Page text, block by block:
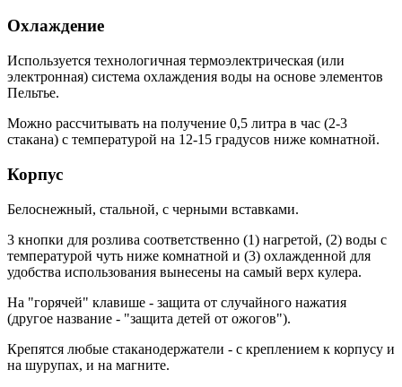
Охлаждение
Используется технологичная термоэлектрическая (или
электронная) система охлаждения воды на основе элементов
Пельтье.
Можно рассчитывать на получение 0,5 литра в час (2-3
стакана) с температурой на 12-15 градусов ниже комнатной.
Корпус
Белоснежный, стальной, с черными вставками.
3 кнопки для розлива соответственно (1) нагретой, (2) воды с
температурой чуть ниже комнатной и (3) охлажденной для
удобства использования вынесены на самый верх кулера.
На "горячей" клавише - защита от случайного нажатия
(другое название - "защита детей от ожогов").
Крепятся любые стаканодержатели - с креплением к корпусу и
на шурупах, и на магните.